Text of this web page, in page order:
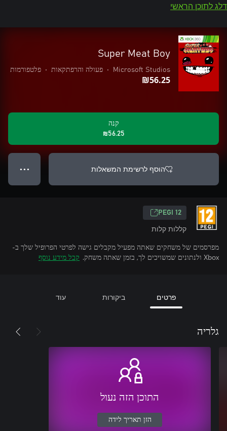
דלג לתוכן הראשי
Super Meat Boy
Microsoft Studios
• פעולה והרפתקאות • פלטפורמות
‪₪‎56.25‬
קנה
‪₪‎56.25‬
הוסף לרשימת המשאלות ● ● ●
‎PEGI 12‎
קללות קלות
מפרסמים של משחקים שאתה מפעיל מקבלים גישה לפרטי הפרופיל שלך ב-
Xbox ולנתונים שמשויכים לך, בזמן שאתה משחק.
קבל מידע נוסף
פרטים ביקורות עוד
גלריה
התוכן הזה נעול
הזן תאריך לידה